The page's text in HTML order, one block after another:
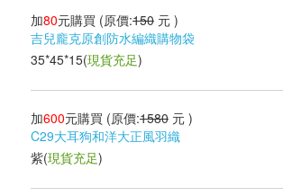
加80元購買 (原價:150 元 )
吉兒龐克原創防水編織購物袋
35*45*15(現貨充足)
加600元購買 (原價:1580 元 )
C29大耳狗和洋大正風羽織
紫(現貨充足)